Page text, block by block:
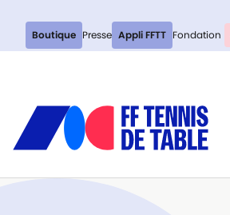
Boutique Presse Appli FFTT Fondation